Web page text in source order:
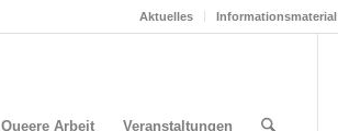
Aktuelles Informationsmaterial
Queere Arbeit Veranstaltungen